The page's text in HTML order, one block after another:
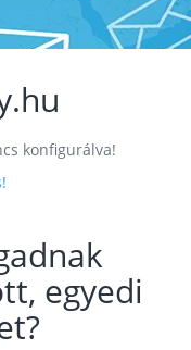
konfigurálva!
egyedi